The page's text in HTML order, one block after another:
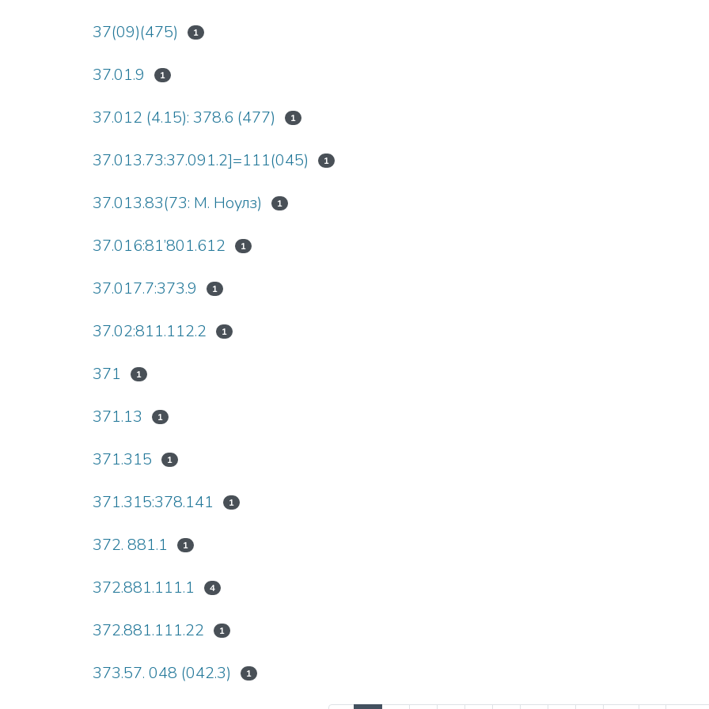
37(09)(475) 1
37.01.9 1
37.012 (4.15): 378.6 (477) 1
37.013.73:37.091.2]=111(045) 1
37.013.83(73: М. Ноулз) 1
37.016:81’801.612 1
37.017.7:373.9 1
37.02:811.112.2 1
371 1
371.13 1
371.315 1
371.315:378.141 1
372. 881.1 1
372.881.111.1 4
372.881.111.22 1
373.57. 048 (042.3) 1